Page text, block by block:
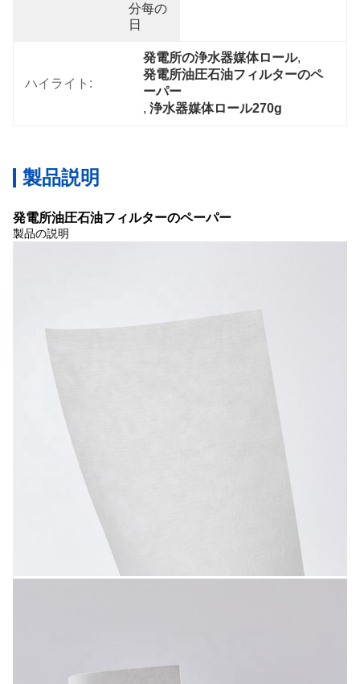
分每の
日
ハイライト:
発電所の浄水器媒体ロール,
発電所油圧石油フィルターのペ
ーパー
, 浄水器媒体ロール270g
製品説明
発電所油圧石油フィルターのペーパー
製品の説明